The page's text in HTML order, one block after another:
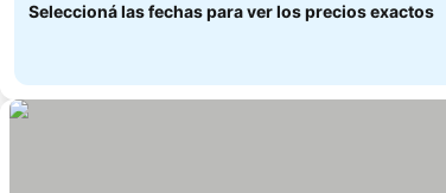
Seleccioná las fechas para ver los precios exactos